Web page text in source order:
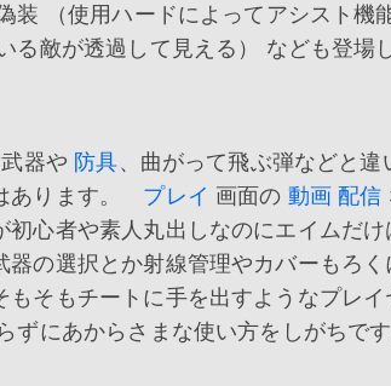
装 （使用ハードによってアシスト機
る敵が透過して見える） なども登場
器や 防具、曲がって飛ぶ弾などと違
あります。 プレイ 画面の 動画 配信
心者や素人丸出しなのにエイムだけ
の選択とか射線管理やカバーもろく
そもチートに手を出すようなプレイ
ずにあからさまな使い方をしがちです